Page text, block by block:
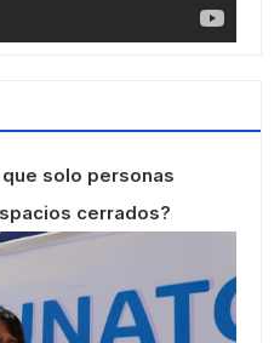
solo personas
cerrados?